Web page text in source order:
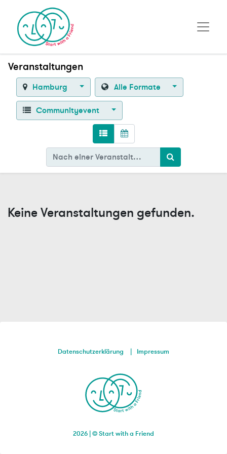
Veranstaltungen
Hamburg Alle Formate
Communityevent
Keine Veranstaltungen gefunden.
2026 | © Start with a Friend
Datenschutzerklärung Impressum